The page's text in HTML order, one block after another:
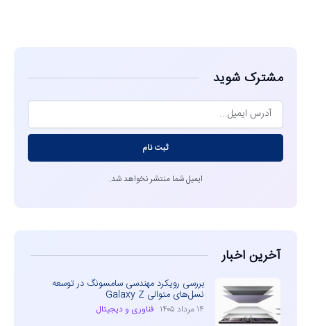
مشترک شوید
ثبت نام
ایمیل شما منتشر نخواهد شد.
آخرین اخبار
بررسی رویکرد مهندسی سامسونگ در توسعه
نسل‌های متوالی Galaxy Z
۱۴ مرداد ۱۴۰۵ فناوری و دیجیتال